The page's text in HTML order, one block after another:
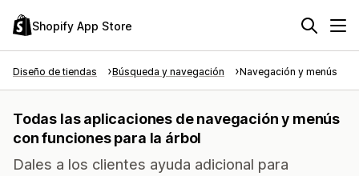
Shopify App Store
Diseño de tiendas Búsqueda y navegación Navegación y menús
Todas las aplicaciones de navegación y menús
con funciones para la árbol
Dales a los clientes ayuda adicional para